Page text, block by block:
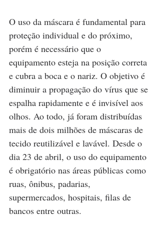
O uso da máscara é fundamental para
proteção individual e do próximo,
porém é necessário que o
equipamento esteja na posição correta
e cubra a boca e o nariz. O objetivo é
diminuir a propagação do vírus que se
espalha rapidamente e é invisível aos
olhos. Ao todo, já foram distribuídas
mais de dois milhões de máscaras de
tecido reutilizável e lavável. Desde o
dia 23 de abril, o uso do equipamento
é obrigatório nas áreas públicas como
ruas, ônibus, padarias,
supermercados, hospitais, filas de
bancos entre outras.